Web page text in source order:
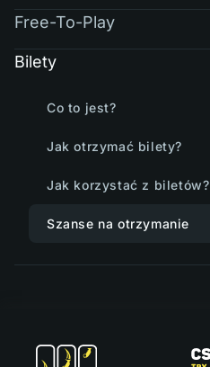
Free-To-Play
Bilety
Co to jest?
Jak otrzymać bilety?
Jak korzystać z biletów?
Szanse na otrzymanie